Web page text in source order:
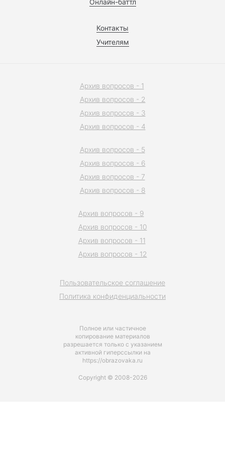
Онлайн-баттл
Контакты
Учителям
Полное или частичное
копирование материалов
разрешается только с указанием
активной гиперссылки на
https://obrazovaka.ru
Пользовательское соглашение
Политика конфиденциальности
Архив вопросов - 1
Архив вопросов - 2
Архив вопросов - 3
Архив вопросов - 4
Архив вопросов - 5
Архив вопросов - 6
Архив вопросов - 7
Архив вопросов - 8
Архив вопросов - 9
Архив вопросов - 10
Архив вопросов - 11
Архив вопросов - 12
Copyright © 2008-2026